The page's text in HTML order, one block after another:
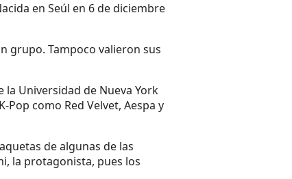
en Seúl en 6 de diciembre
grupo. Tampoco valieron sus
Universidad de Nueva York
como Red Velvet, Aespa y
de algunas de las
la protagonista, pues los